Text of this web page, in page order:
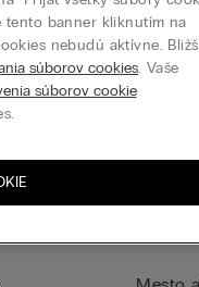
tento banner kliknutím na
nebudú aktívne.
súborov cookies. Vaše
súborov cookie